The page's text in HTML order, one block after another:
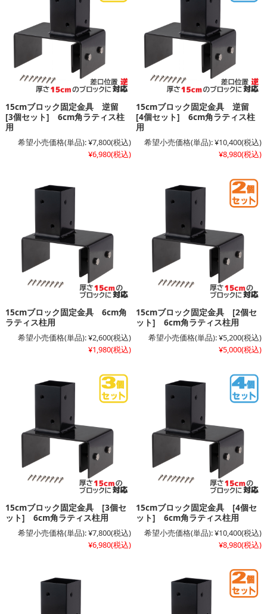
15cmブロック固定金具 逆留
[3個セット] 6cm角ラティス柱
用
希望小売価格(単品):¥7,800(税込)
¥6,980(税込)
15cmブロック固定金具 逆留
[4個セット] 6cm角ラティス柱
用
希望小売価格(単品):¥10,400(税込)
¥8,980(税込)
15cmブロック固定金具 6cm角
ラティス柱用
希望小売価格(単品):¥2,600(税込)
¥1,980(税込)
15cmブロック固定金具 [2個セ
ット] 6cm角ラティス柱用
希望小売価格(単品):¥5,200(税込)
¥5,000(税込)
15cmブロック固定金具 [3個セ
ット] 6cm角ラティス柱用
希望小売価格(単品):¥7,800(税込)
¥6,980(税込)
15cmブロック固定金具 [4個セ
ット] 6cm角ラティス柱用
希望小売価格(単品):¥10,400(税込)
¥8,980(税込)